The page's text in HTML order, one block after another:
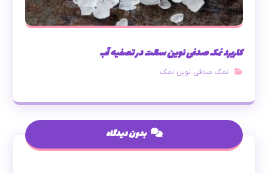
کاربرد نمک صدفی نوین سالت در تصفیه آب
نمک صدفی نوین نمک
بدون دیدگاه